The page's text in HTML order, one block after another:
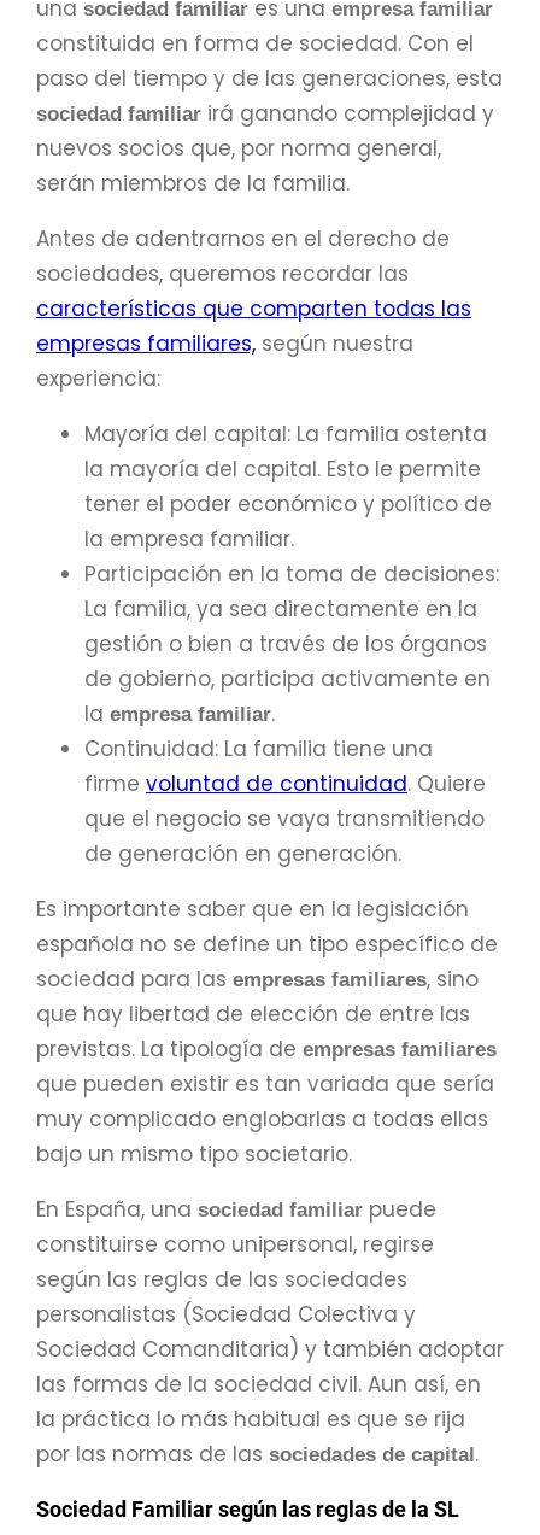
una sociedad familiar es una empresa familiar
constituida en forma de sociedad. Con el
paso del tiempo y de las generaciones, esta
sociedad familiar irá ganando complejidad y
nuevos socios que, por norma general,
serán miembros de la familia.
Antes de adentrarnos en el derecho de
sociedades, queremos recordar las
características que comparten todas las
empresas familiares, según nuestra
experiencia:
Mayoría del capital: La familia ostenta
la mayoría del capital. Esto le permite
tener el poder económico y político de
la empresa familiar.
Participación en la toma de decisiones:
La familia, ya sea directamente en la
gestión o bien a través de los órganos
de gobierno, participa activamente en
la empresa familiar.
Continuidad: La familia tiene una
firme voluntad de continuidad. Quiere
que el negocio se vaya transmitiendo
de generación en generación.
Es importante saber que en la legislación
española no se define un tipo específico de
sociedad para las empresas familiares, sino
que hay libertad de elección de entre las
previstas. La tipología de empresas familiares
que pueden existir es tan variada que sería
muy complicado englobarlas a todas ellas
bajo un mismo tipo societario.
En España, una sociedad familiar puede
constituirse como unipersonal, regirse
según las reglas de las sociedades
personalistas (Sociedad Colectiva y
Sociedad Comanditaria) y también adoptar
las formas de la sociedad civil. Aun así, en
la práctica lo más habitual es que se rija
por las normas de las sociedades de capital.
Sociedad Familiar según las reglas de la SL